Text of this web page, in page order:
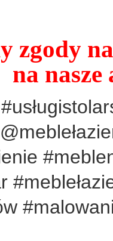
zgody
na nasze